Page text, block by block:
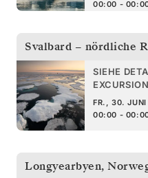
00:00 -
Svalbard – nördliche
SIEHE
FR., 30. JUNI
00:00 -
Longyearbyen,